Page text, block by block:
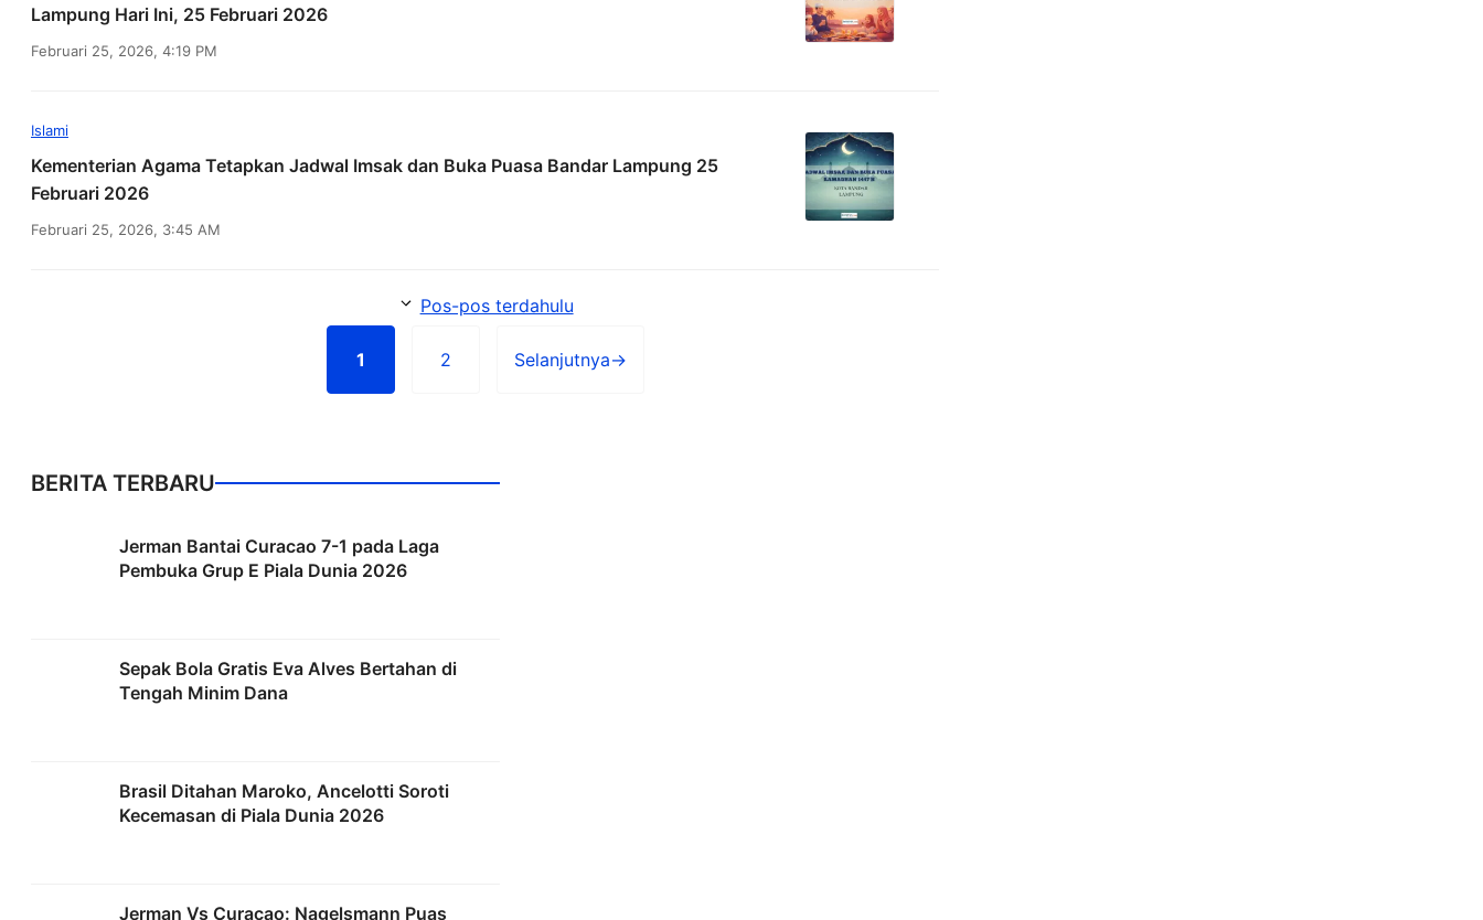
Lampung Hari Ini, 25 Februari 2026
Februari 25, 2026, 4:19 PM
Islami
Kementerian Agama Tetapkan Jadwal Imsak dan Buka Puasa Bandar Lampung 25
Februari 2026
Februari 25, 2026, 3:45 AM
Pos-pos terdahulu
Halaman
1
Halaman
2 Selanjutnya→
BERITA TERBARU
Jerman Bantai Curacao 7-1 pada Laga
Pembuka Grup E Piala Dunia 2026
Sepak Bola Gratis Eva Alves Bertahan di
Tengah Minim Dana
Brasil Ditahan Maroko, Ancelotti Soroti
Kecemasan di Piala Dunia 2026
Jerman Vs Curacao: Nagelsmann Puas